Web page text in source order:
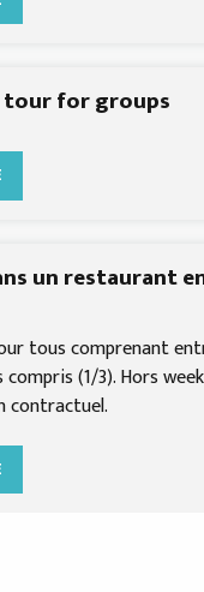
for groups
un restaurant
tous comprenant
(1/3). Hors
contractuel.